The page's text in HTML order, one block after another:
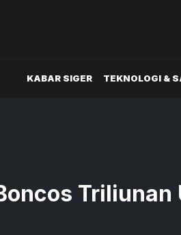
KABAR SIGER TEKNOLOGI &
Triliunan